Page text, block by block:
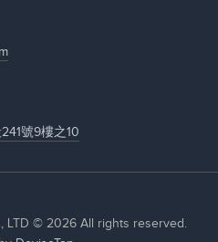
號9樓之10
LTD © 2026 All rights reserved.